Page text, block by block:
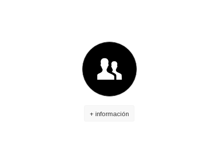
+ información